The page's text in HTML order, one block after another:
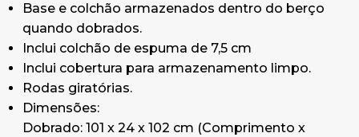
Base e colchão armazenados dentro do berço
quando dobrados.
Inclui colchão de espuma de 7,5 cm
Inclui cobertura para armazenamento limpo.
Rodas giratórias.
Dimensões:
Dobrado: 101 x 24 x 102 cm (Comprimento x